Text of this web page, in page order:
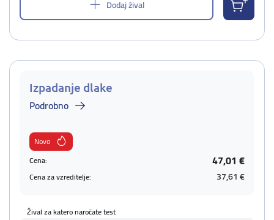
Dodaj žival
Izpadanje dlake
Podrobno
Novo
Cena:
47,01 €
Cena za vzreditelje: 37,61 €
Žival za katero naročate test